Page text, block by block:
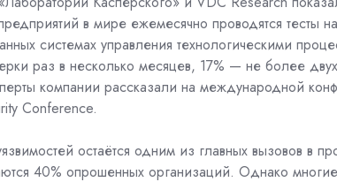
в мире ежемесячно проводятся тесты
системах управления технологическими
раз в несколько месяцев, 17% — не более
компании рассказали на международной
Conference.
остаётся одним из главных вызовов в
40% опрошенных организаций. Однако многие